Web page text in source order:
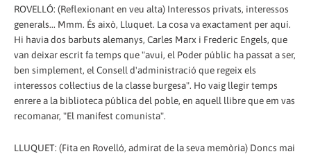
ROVELLÓ: (Reflexionant en veu alta) Interessos privats, interessos
generals... Mmm. És això, Lluquet. La cosa va exactament per aquí.
Hi havia dos barbuts alemanys, Carles Marx i Frederic Engels, que
van deixar escrit fa temps que "avui, el Poder públic ha passat a ser,
ben simplement, el Consell d'administració que regeix els
interessos col·lectius de la classe burgesa". Ho vaig llegir temps
enrere a la biblioteca pública del poble, en aquell llibre que em vas
recomanar, "El manifest comunista".
LLUQUET: (Fita en Rovelló, admirat de la seva memòria) Doncs mai